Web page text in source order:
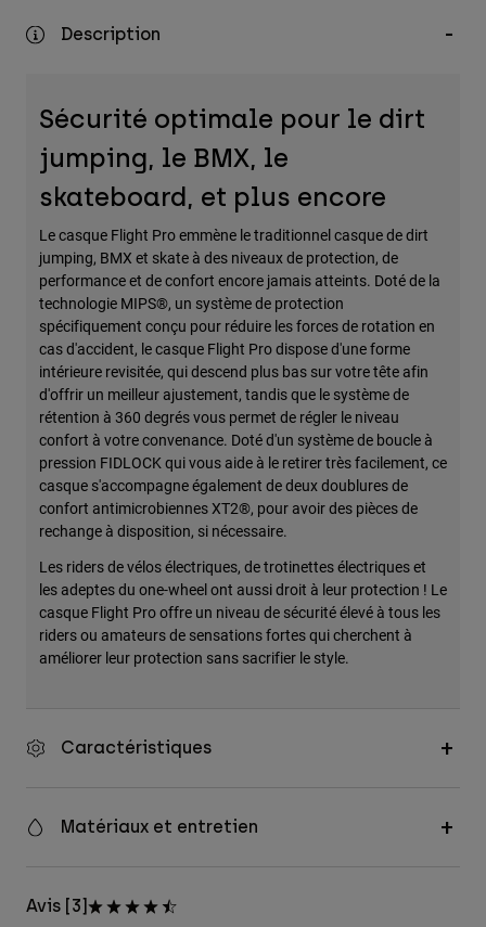
Chapeaux et Casquettes
Voir tout
Description
Sécurité optimale pour le dirt
jumping, le BMX, le
skateboard, et plus encore
Le casque Flight Pro emmène le traditionnel casque de dirt
jumping, BMX et skate à des niveaux de protection, de
performance et de confort encore jamais atteints. Doté de la
technologie MIPS®, un système de protection
spécifiquement conçu pour réduire les forces de rotation en
cas d'accident, le casque Flight Pro dispose d'une forme
intérieure revisitée, qui descend plus bas sur votre tête afin
d'offrir un meilleur ajustement, tandis que le système de
rétention à 360 degrés vous permet de régler le niveau
confort à votre convenance. Doté d'un système de boucle à
pression FIDLOCK qui vous aide à le retirer très facilement, ce
casque s'accompagne également de deux doublures de
confort antimicrobiennes XT2®, pour avoir des pièces de
rechange à disposition, si nécessaire.
Les riders de vélos électriques, de trotinettes électriques et
les adeptes du one-wheel ont aussi droit à leur protection ! Le
casque Flight Pro offre un niveau de sécurité élevé à tous les
riders ou amateurs de sensations fortes qui cherchent à
améliorer leur protection sans sacrifier le style.
Caractéristiques
Matériaux et entretien
Avis [3]